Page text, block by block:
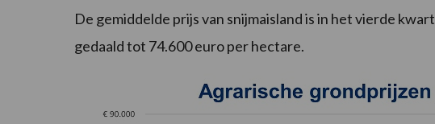
De gemiddelde prijs van snijmaisland is in het vierde
gedaald tot 74.600 euro per hectare.